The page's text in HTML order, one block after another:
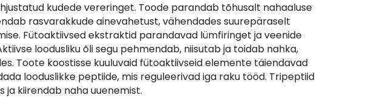
kudede vereringet. Toode parandab tõhusalt nahaaluse
rasvarakkude ainevahetust, vähendades suurepäraselt
Fütoaktiivsed ekstraktid parandavad lümfiringet ja veenide
loodusliku õli segu pehmendab, niisutab ja toidab nahka,
Toote koostisse kuuluvaid fütoaktiivseid elemente täiendavad
looduslikke peptiide, mis reguleerivad iga raku tööd. Tripeptiid
ja kiirendab naha uuenemist.